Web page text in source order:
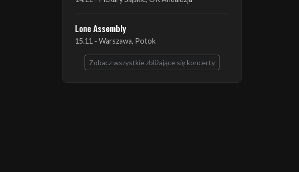
15.11 - Warszawa, Potok
Zobacz wszystkie zbliżające się koncerty